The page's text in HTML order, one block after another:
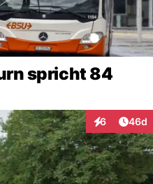
spricht 84
6
Interaktionen
46d